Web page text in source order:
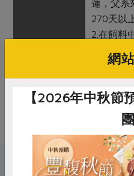
蓮，父系
270天以
2.在飼料
細嫩無腥
調理方式
五花軟骨
帶有五花
間燉滷
關
網
【2026年中秋節